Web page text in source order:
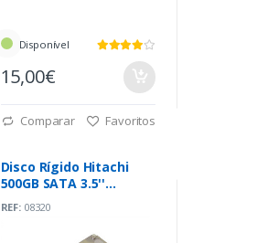
Disponível
15,00€
Comparar Favoritos
Disco Rígido Hitachi
500GB SATA 3.5''
REF:08320